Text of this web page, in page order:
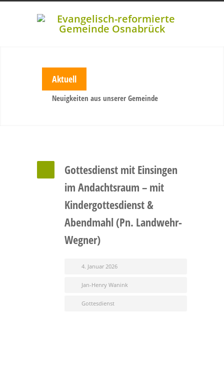
Aktuell
Neuigkeiten aus unserer Gemeinde
Gottesdienst mit Einsingen
im Andachtsraum – mit
Kindergottesdienst &
Abendmahl (Pn. Landwehr-
Wegner)
4. Januar 2026
Jan-Henry Wanink
Gottesdienst